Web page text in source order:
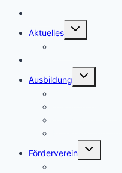
Aktuelles
Untermenü
Ausbildung
Untermenü
Förderverein
Untermenü